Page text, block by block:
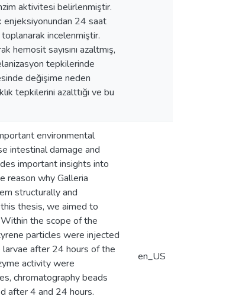
aktivitesi belirlenmiştir.
enjeksiyonundan 24 saat
incelenmiştir.
hemosit sayısını azaltmış,
tepkilerinde
değişime neden
tepkilerini azalttığı ve bu
environmental
intestinal damage and
important insights into
reason why Galleria
structurally and
thesis, we aimed to
the scope of the
particles were injected
after 24 hours of the
activity were
chromatography beads
after 4 and 24 hours.
en_US